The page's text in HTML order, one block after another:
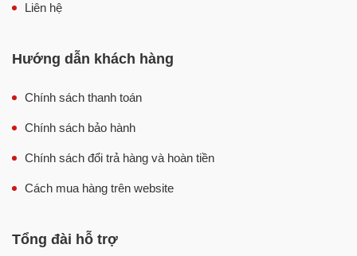
Liên hệ
Hướng dẫn khách hàng
Chính sách thanh toán
Chính sách bảo hành
Chính sách đổi trả hàng và hoàn tiền
Cách mua hàng trên website
Tổng đài hỗ trợ